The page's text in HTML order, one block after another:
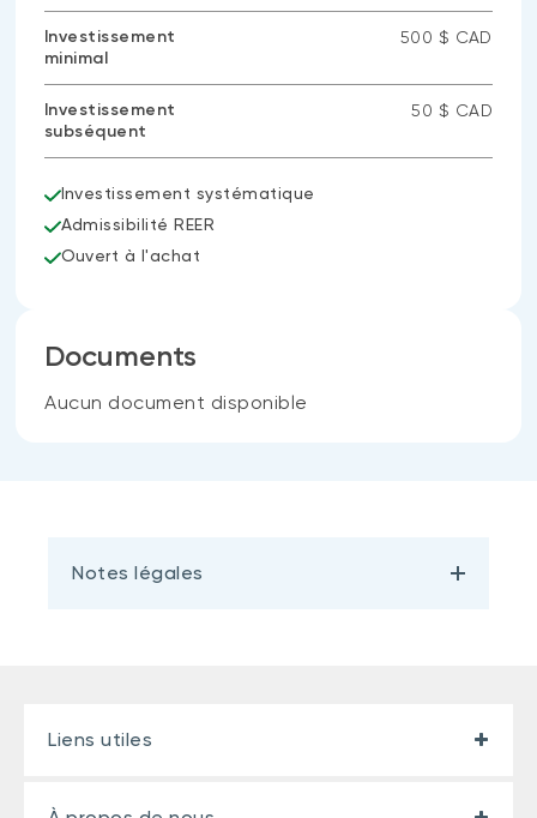
Investissement
minimal
500 $ CAD
Investissement
subséquent
50 $ CAD
Investissement systématique
Admissibilité REER
Ouvert à l'achat
Documents
Aucun document disponible
Notes légales
Liens utiles